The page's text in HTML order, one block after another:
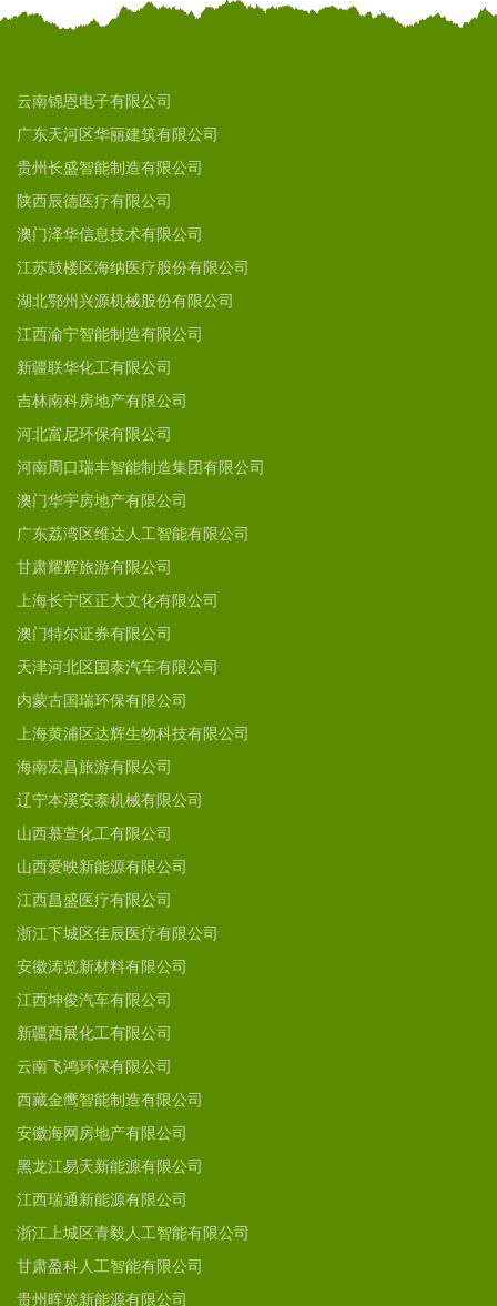
云南锦恩电子有限公司
广东天河区华丽建筑有限公司
贵州长盛智能制造有限公司
陕西辰德医疗有限公司
澳门泽华信息技术有限公司
江苏鼓楼区海纳医疗股份有限公司
湖北鄂州兴源机械股份有限公司
江西渝宁智能制造有限公司
新疆联华化工有限公司
吉林南科房地产有限公司
河北富尼环保有限公司
河南周口瑞丰智能制造集团有限公司
澳门华宇房地产有限公司
广东荔湾区维达人工智能有限公司
甘肃耀辉旅游有限公司
上海长宁区正大文化有限公司
澳门特尔证券有限公司
天津河北区国泰汽车有限公司
内蒙古国瑞环保有限公司
上海黄浦区达辉生物科技有限公司
海南宏昌旅游有限公司
辽宁本溪安泰机械有限公司
山西慕萱化工有限公司
山西爱映新能源有限公司
江西昌盛医疗有限公司
浙江下城区佳辰医疗有限公司
安徽涛览新材料有限公司
江西坤俊汽车有限公司
新疆西展化工有限公司
云南飞鸿环保有限公司
西藏金鹰智能制造有限公司
安徽海网房地产有限公司
黑龙江易天新能源有限公司
江西瑞通新能源有限公司
浙江上城区青毅人工智能有限公司
甘肃盈科人工智能有限公司
贵州晖览新能源有限公司